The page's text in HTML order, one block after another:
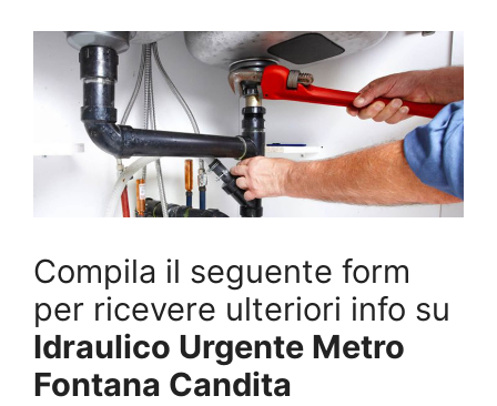
Compila il seguente form
per ricevere ulteriori info su
Idraulico Urgente Metro
Fontana Candita